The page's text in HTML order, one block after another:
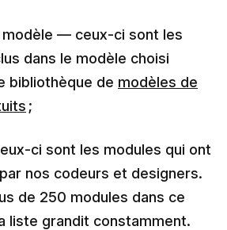
modèle — ceux-ci sont les
dans le modèle choisi
bibliothèque de modèles de
;
ci sont les modules qui ont
nos codeurs et designers.
de 250 modules dans ce
liste grandit constamment.